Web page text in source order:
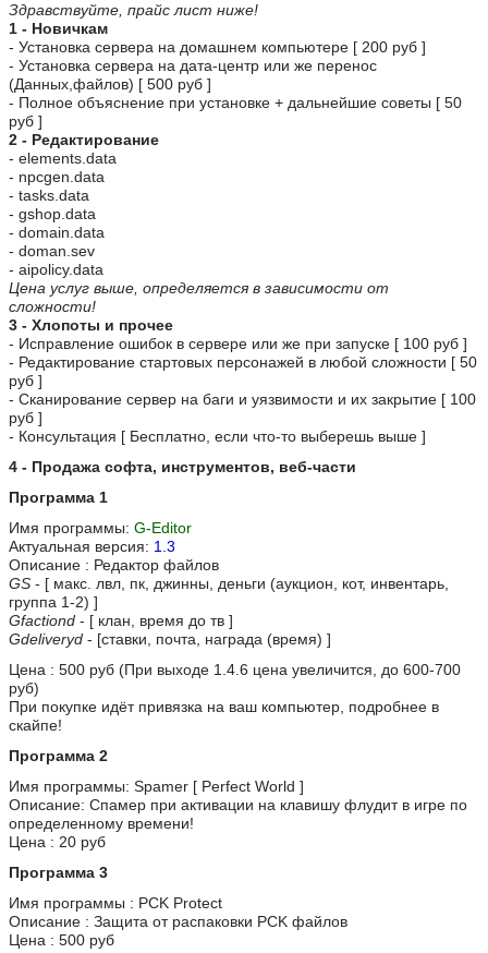
Здравствуйте, прайс лист ниже!
1 - Новичкам
- Установка сервера на домашнем компьютере [ 200 руб ]
- Установка сервера на дата-центр или же перенос
(Данных,файлов) [ 500 руб ]
- Полное объяснение при установке + дальнейшие советы [ 50
руб ]
2 - Редактирование
- elements.data
- npcgen.data
- tasks.data
- gshop.data
- domain.data
- doman.sev
- aipolicy.data
Цена услуг выше, определяется в зависимости от
сложности!
3 - Хлопоты и прочее
- Исправление ошибок в сервере или же при запуске [ 100 руб ]
- Редактирование стартовых персонажей в любой сложности [ 50
руб ]
- Сканирование сервер на баги и уязвимости и их закрытие [ 100
руб ]
- Консультация [ Бесплатно, если что-то выберешь выше ]
4 - Продажа софта, инструментов, веб-части
Программа 1
Имя программы: G-Editor
Актуальная версия: 1.3
Описание : Редактор файлов
GS - [ макс. лвл, пк, джинны, деньги (аукцион, кот, инвентарь,
группа 1-2) ]
Gfactiond - [ клан, время до тв ]
Gdeliveryd - [ставки, почта, награда (время) ]
Цена : 500 руб (При выходе 1.4.6 цена увеличится, до 600-700
руб)
При покупке идёт привязка на ваш компьютер, подробнее в
скайпе!
Программа 2
Имя программы: Spamer [ Perfect World ]
Описание: Спамер при активации на клавишу флудит в игре по
определенному времени!
Цена : 20 руб
Программа 3
Имя программы : PCK Protect
Описание : Защита от распаковки PCK файлов
Цена : 500 руб